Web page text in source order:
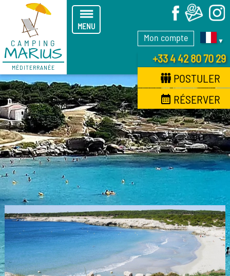
CAMPING
MARIUS
MÉDITERRANÉE
Mon compte ▼
+33 4 42 80 70 29
POSTULER
RÉSERVER
MENU
X